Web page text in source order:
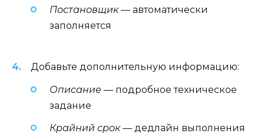
Постановщик— автоматически
заполняется
Добавьте дополнительную информацию:
Описание — подробное техническое
задание
Крайний срок— дедлайн выполнения